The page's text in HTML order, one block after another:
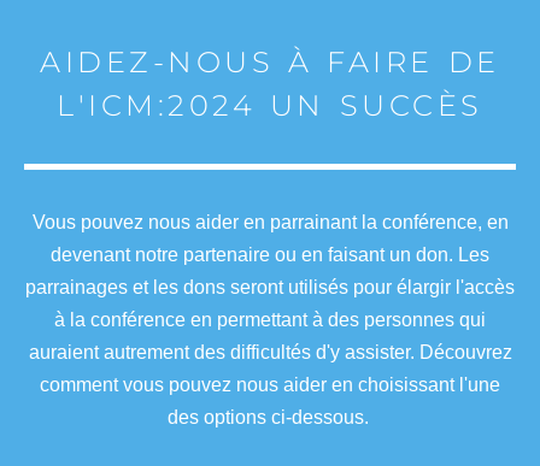
AIDEZ-NOUS À FAIRE DE
L'ICM:2024 UN SUCCÈS
Vous pouvez nous aider en parrainant la conférence, en
devenant notre partenaire ou en faisant un don. Les
parrainages et les dons seront utilisés pour élargir l'accès
à la conférence en permettant à des personnes qui
auraient autrement des difficultés d'y assister. Découvrez
comment vous pouvez nous aider en choisissant l'une
des options ci-dessous.